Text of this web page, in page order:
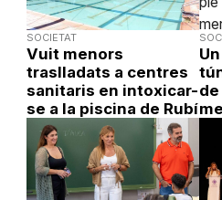
SOCIETAT
Vuit menors
traslladats a centres
sanitaris en intoxicar-
se a la piscina de Rubí